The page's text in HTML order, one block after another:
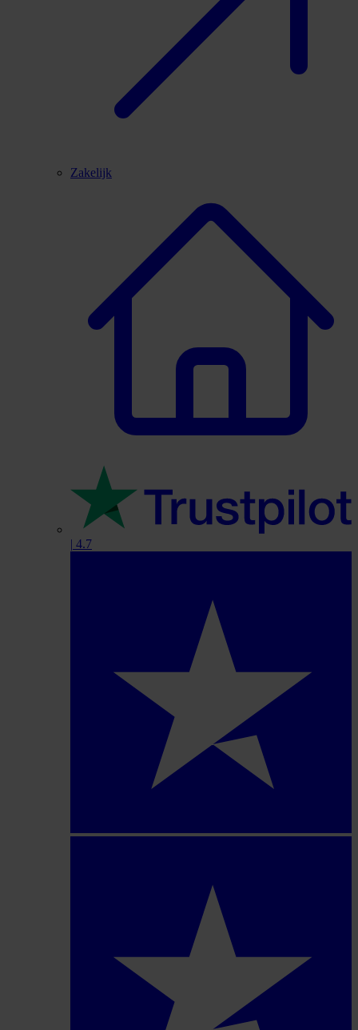
Zakelijk
| 4.7